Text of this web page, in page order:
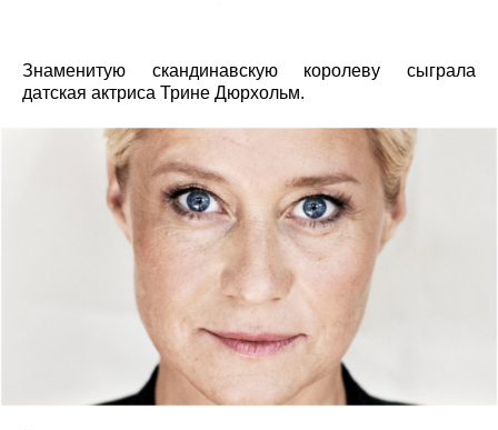
Знаменитую скандинавскую королеву сыграла
датская актриса Трине Дюрхольм.